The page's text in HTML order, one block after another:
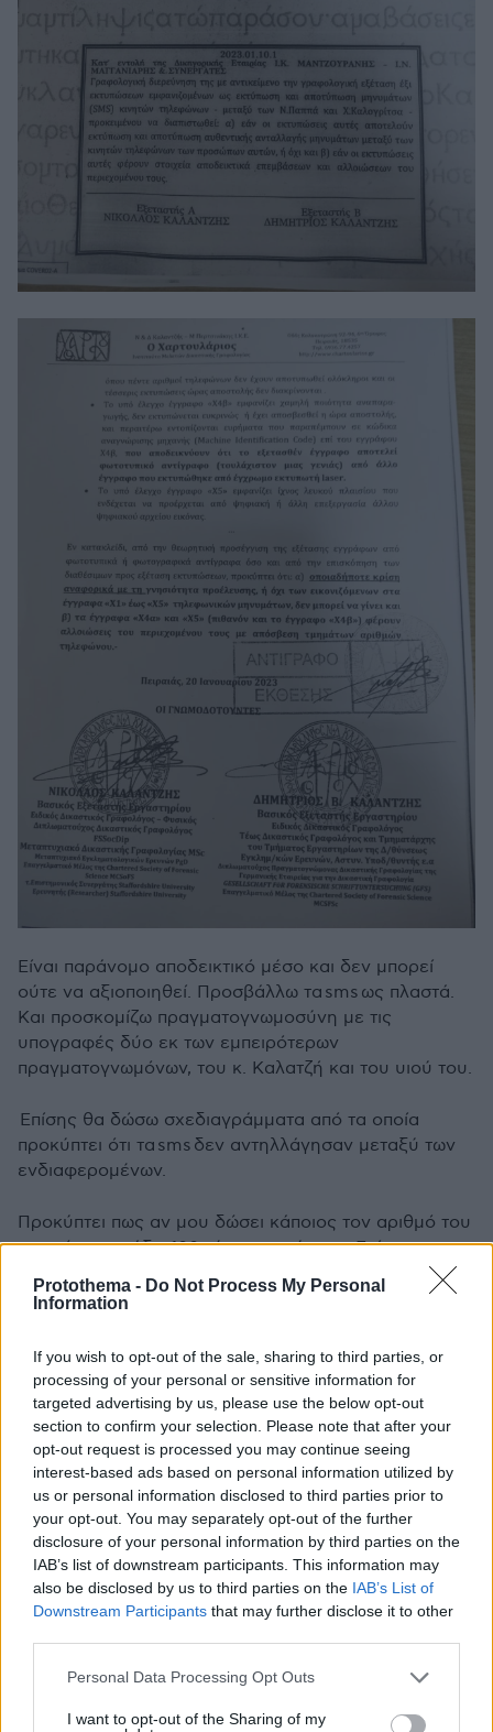
Protothema - Do Not Process My Personal
Information
If you wish to opt-out of the sale, sharing to third parties, or
processing of your personal or sensitive information for
targeted advertising by us, please use the below opt-out
section to confirm your selection. Please note that after your
opt-out request is processed you may continue seeing
interest-based ads based on personal information utilized by
us or personal information disclosed to third parties prior to
your opt-out. You may separately opt-out of the further
disclosure of your personal information by third parties on the
IAB’s list of downstream participants. This information may
also be disclosed by us to third parties on the IAB’s List of
Downstream Participants that may further disclose it to other
Please note that this website/app uses one or more Google
not limited to your visit or usage behaviour. You may click to
Personal Data Processing Opt Outs
I want to opt-out of the Sharing of my
Είναι παράνομο αποδεικτικό μέσο και δεν μπορεί
ούτε να αξιοποιηθεί. Προσβάλλω τα sms ως πλαστά.
Και προσκομίζω πραγματογνωμοσύνη με τις
υπογραφές δύο εκ των εμπειρότερων
πραγματογνωμόνων, του κ. Καλατζή και του υιού του.
Επίσης θα δώσω σχεδιαγράμματα από τα οποία
προκύπτει ότι τα sms δεν αντηλλάγησαν μεταξύ των
ενδιαφερομένων.
Προκύπτει πως αν μου δώσει κάποιος τον αριθμό του
μπορώ να φτιάξω 100 τέτοια μηνύματα. Επίσης
καταθέτω απάντηση του ΟΤΕ μετά από αίτημα του κ.
Παππά που ζήτησε να του δοθούν όλες οι
Ο ΟΤΕ του απάντησε ότι τα μηνύματα δεν
αποθηκεύονται και καταστρέφονται μετά από 12
μήνες από τον πάροχο.
Σας προσκομίζω την πραγματογνωμοσύνη. Είναι μη
γνήσια τα μηνύματα αυτά και τα προσβάλλουμε ως
πλαστά. Είναι παραποιημένα, έχει μπει χεράκι πάνω».
Σε νεότερη δήλωσή του, ο κ. Μαντζουράνης
ανέφερε:
εμφανίστηκαν από την πλευρά του κυρίου